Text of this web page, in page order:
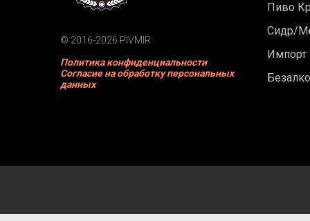
© 2016-2026 PIVMIR
Политика конфиденциальности
Согласие на обработку персональных
данных
Пиво
Сидр/М
Импорт